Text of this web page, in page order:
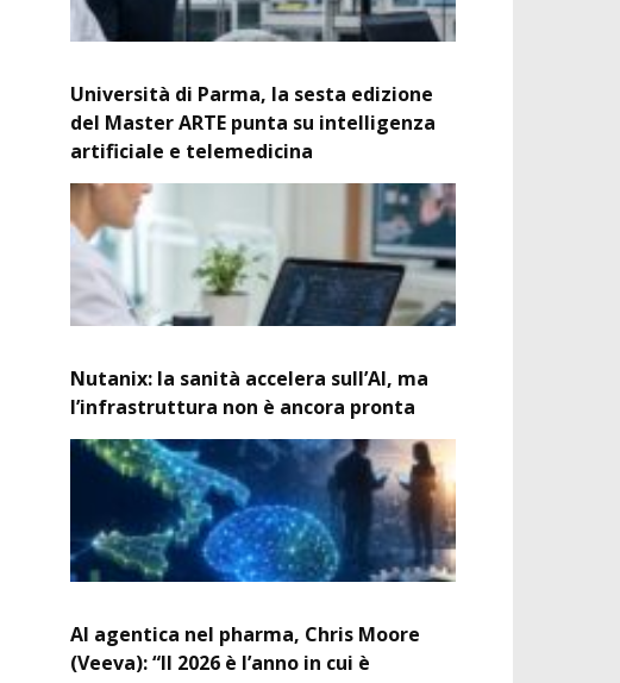
Università di Parma, la sesta edizione
del Master ARTE punta su intelligenza
artificiale e telemedicina
Nutanix: la sanità accelera sull’AI, ma
l’infrastruttura non è ancora pronta
AI agentica nel pharma, Chris Moore
(Veeva): “Il 2026 è l’anno in cui è